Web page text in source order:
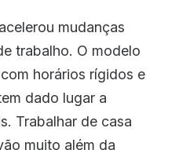
mudanças
trabalho. O modelo
horários rígidos e
dado lugar a
Trabalhar de casa
muito além da